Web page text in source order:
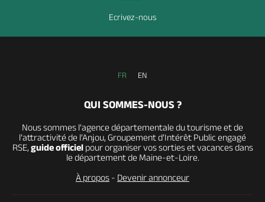
Ecrivez-nous
FR EN
QUI SOMMES-NOUS ?
Nous sommes l’agence départementale du tourisme et de
l’attractivité de l’Anjou, Groupement d’Intérêt Public engagé
RSE, guide officielpour organiser vos sorties et vacances dans
le département de Maine-et-Loire.
À propos - Devenir annonceur